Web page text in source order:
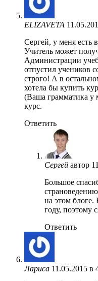
ELIZAVETA
Сергей, у меня есть
Учитель может
Администрации
отпустил учеников
строго! А в
хотела бы купить
(Ваша грамматика у
курс.
Ответить
Сергей автор
Большое
на этом блоге.
году, поэтому
Ответить
Лариса 11.05.2015 в